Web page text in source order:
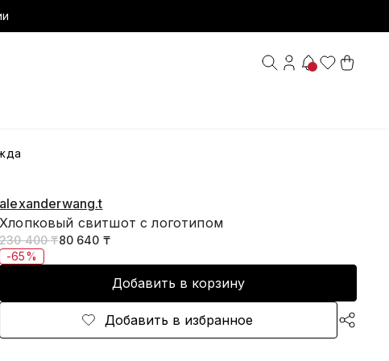
alexanderwang.t
Хлопковый свитшот с логотипом
230 400 ₸80 640 ₸
-65%
Добавить в корзину
Добавить в избранное